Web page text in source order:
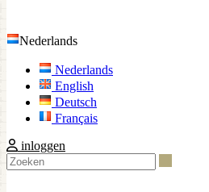
Nederlands
Nederlands
English
Deutsch
Français
inloggen